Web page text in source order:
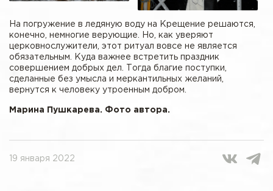
На погружение в ледяную воду на Крещение решаются,
конечно, немногие верующие. Но, как уверяют
церковнослужители, этот ритуал вовсе не является
обязательным. Куда важнее встретить праздник
совершением добрых дел. Тогда благие поступки,
сделанные без умысла и меркантильных желаний,
вернутся к человеку утроенным добром.
Марина Пушкарева. Фото автора.
19 января 2022